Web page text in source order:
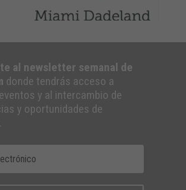
al newsletter semanal de
donde tendrás acceso a
y al intercambio de
y oportunidades de